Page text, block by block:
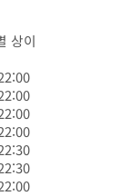
상이